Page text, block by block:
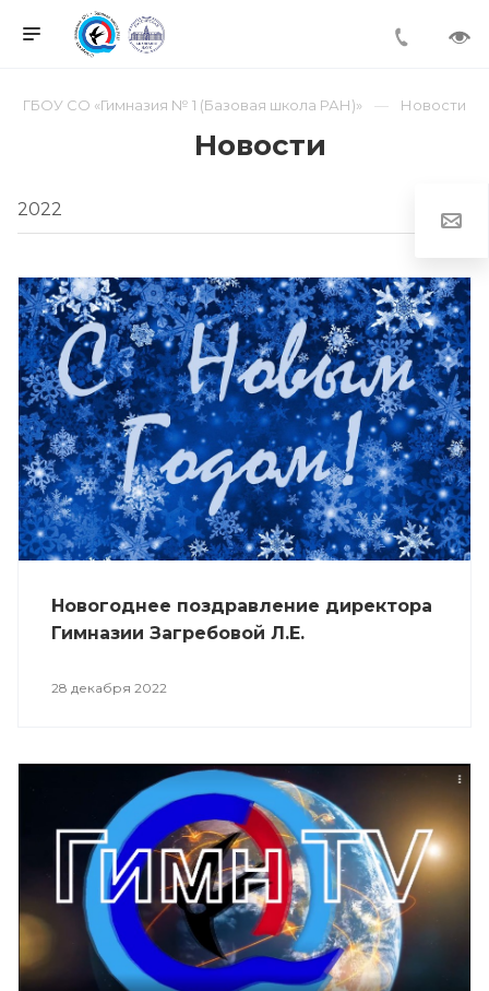
ГБОУ СО «Гимназия № 1 (Базовая школа РАН)» Новости
Новости
Новогоднее поздравление директора
Гимназии Загребовой Л.Е.
28 декабря 2022